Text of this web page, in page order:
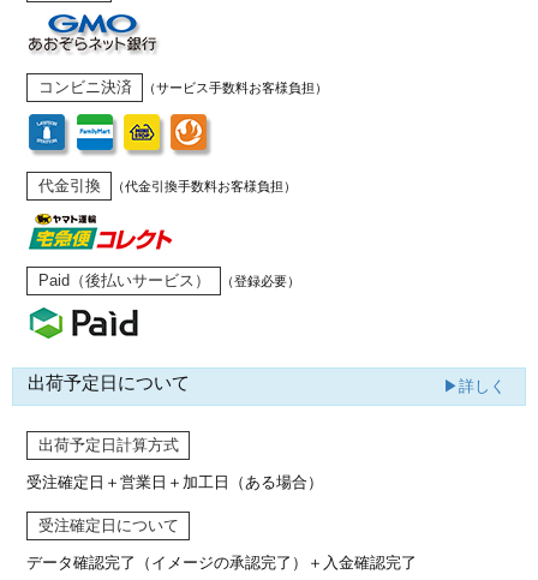
コンビニ決済 （サービス手数料お客様負担）
代金引換 （代金引換手数料お客様負担）
Paid（後払いサービス） （登録必要）
出荷予定日について ▶詳しく
出荷予定日計算方式
受注確定日＋営業日＋加工日（ある場合）
受注確定日について
データ確認完了（イメージの承認完了） ＋入金確認完了